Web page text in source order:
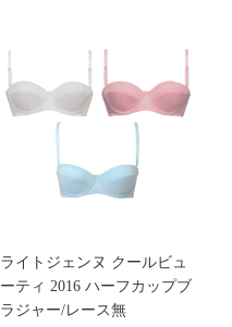
ライトジェンヌ クールビュ
ーティ 2016 ハーフカップブ
ラジャー/レース無